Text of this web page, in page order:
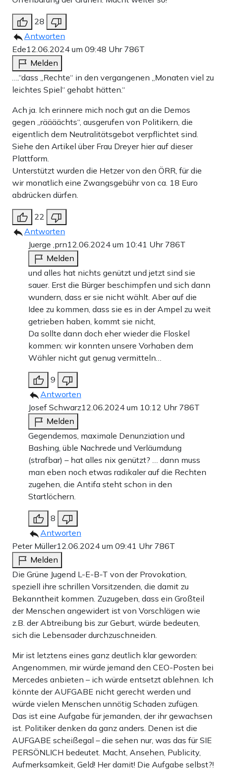
28
Antworten
Ede12.06.2024 um 09:48 Uhr 786T
Melden
….“dass „Rechte“ in den vergangenen „Monaten viel zu
leichtes Spiel“ gehabt hätten.“
Ach ja. Ich erinnere mich noch gut an die Demos
gegen „räääächts“, ausgerufen von Politikern, die
eigentlich dem Neutralitätsgebot verpflichtet sind.
Siehe den Artikel über Frau Dreyer hier auf dieser
Plattform.
Unterstützt wurden die Hetzer von den ÖRR, für die
wir monatlich eine Zwangsgebühr von ca. 18 Euro
abdrücken dürfen.
22
Antworten
Juerge ,prn12.06.2024 um 10:41 Uhr 786T
Melden
und alles hat nichts genützt und jetzt sind sie
sauer. Erst die Bürger beschimpfen und sich dann
wundern, dass er sie nicht wählt. Aber auf die
Idee zu kommen, dass sie es in der Ampel zu weit
getrieben haben, kommt sie nicht,
Da sollte dann doch eher wieder die Floskel
kommen: wir konnten unsere Vorhaben dem
Wähler nicht gut genug vermitteln…
9
Antworten
Josef Schwarz12.06.2024 um 10:12 Uhr 786T
Melden
Gegendemos, maximale Denunziation und
Bashing, üble Nachrede und Verläumdung
(strafbar) – hat alles nix genützt? … dann muss
man eben noch etwas radikaler auf die Rechten
zugehen, die Antifa steht schon in den
Startlöchern.
8
Antworten
Peter Müller12.06.2024 um 09:41 Uhr 786T
Melden
Die Grüne Jugend L-E-B-T von der Provokation,
speziell ihre schrillen Vorsitzenden, die damit zu
Bekanntheit kommen. Zuzugeben, dass ein Großteil
der Menschen angewidert ist von Vorschlägen wie
z.B. der Abtreibung bis zur Geburt, würde bedeuten,
sich die Lebensader durchzuschneiden.
Mir ist letztens eines ganz deutlich klar geworden:
Angenommen, mir würde jemand den CEO-Posten bei
Mercedes anbieten – ich würde entsetzt ablehnen. Ich
könnte der AUFGABE nicht gerecht werden und
würde vielen Menschen unnötig Schaden zufügen.
Das ist eine Aufgabe für jemanden, der ihr gewachsen
ist. Politiker denken da ganz anders. Denen ist die
AUFGABE scheißegal – die sehen nur, was das für SIE
PERSÖNLICH bedeutet. Macht, Ansehen, Publicity,
Aufmerksamkeit, Geld! Her damit! Die Aufgabe selbst?!